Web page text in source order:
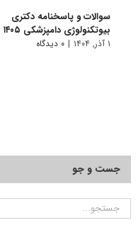
سوالات و پاسخنامه دکتری
بیوتکنولوژی دامپزشکی ۱۴۰۵
۱ آذر, ۱۴۰۴ | ۰ دیدگاه
جست و جو
جستجو